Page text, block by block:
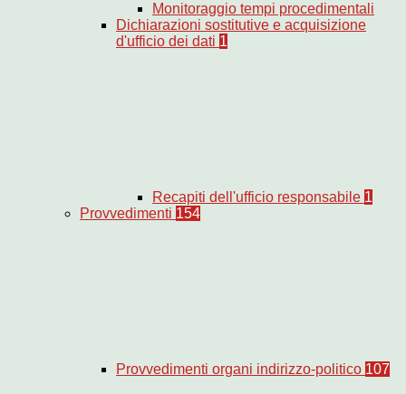
Monitoraggio tempi procedimentali
Dichiarazioni sostitutive e acquisizione
d'ufficio dei dati 1
Recapiti dell'ufficio responsabile 1
Provvedimenti 154
Provvedimenti organi indirizzo-politico 107